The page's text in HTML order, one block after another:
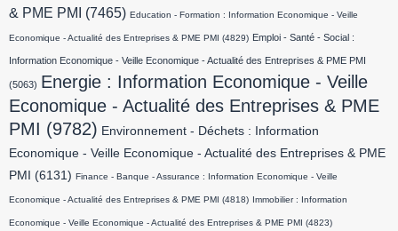
& PME PMI
(7465) Education - Formation : Information Economique - Veille
Economique - Actualité des Entreprises & PME PMI (4829) Emploi - Santé - Social :
Information Economique - Veille Economique - Actualité des Entreprises & PME PMI
(5063) Energie : Information Economique - Veille
Economique - Actualité des Entreprises & PME
PMI (9782) Environnement - Déchets : Information
Economique - Veille Economique - Actualité des Entreprises & PME
PMI
(6131) Finance - Banque - Assurance : Information Economique - Veille
Economique - Actualité des Entreprises & PME PMI (4818) Immobilier : Information
Economique - Veille Economique - Actualité des Entreprises & PME PMI (4823)